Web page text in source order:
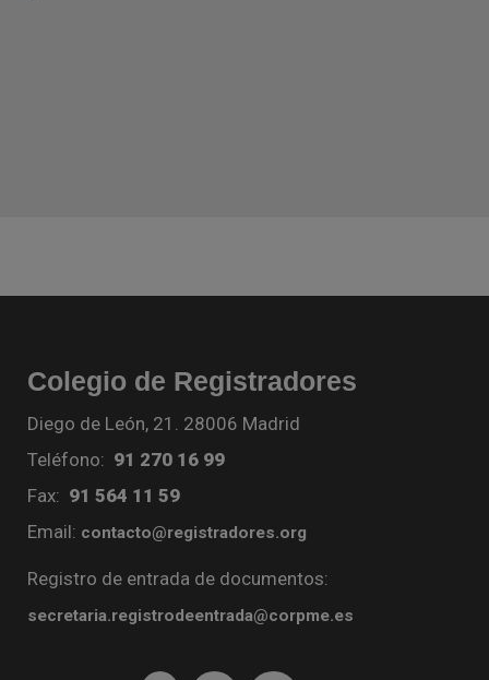
Colegio de Registradores
Diego de León, 21. 28006 Madrid
Teléfono: 91 270 16 99
Fax: 91 564 11 59
Email: contacto@registradores.org
Registro de entrada de documentos:
secretaria.registrodeentrada@corpme.es